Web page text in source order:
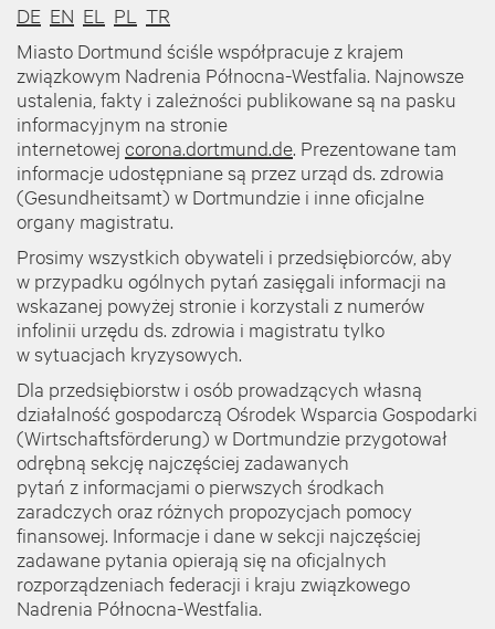
DE EN EL PL
TR
Miasto Dortmund ściśle współpracuje z krajem
związkowym Nadrenia Północna-Westfalia. Najnowsze
ustalenia, fakty i zależności publikowane są na pasku
informacyjnym na stronie
internetowej corona.dortmund.de. Prezentowane tam
informacje udostępniane są przez urząd ds. zdrowia
(Gesundheitsamt) w Dortmundzie i inne oficjalne
organy magistratu.
Prosimy wszystkich obywateli i przedsiębiorców, aby
w przypadku ogólnych pytań zasięgali informacji na
wskazanej powyżej stronie i korzystali z numerów
infolinii urzędu ds. zdrowia i magistratu tylko
w sytuacjach kryzysowych.
Dla przedsiębiorstw i osób prowadzących własną
działalność gospodarczą Ośrodek Wsparcia Gospodarki
(Wirtschaftsförderung) w Dortmundzie przygotował
odrębną sekcję najczęściej zadawanych
pytań z informacjami o pierwszych środkach
zaradczych oraz różnych propozycjach pomocy
finansowej. Informacje i dane w sekcji najczęściej
zadawane pytania opierają się na oficjalnych
rozporządzeniach federacji i kraju związkowego
Nadrenia Północna-Westfalia.